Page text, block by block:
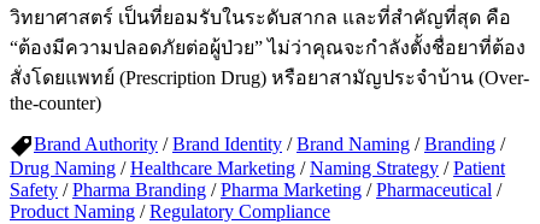
วิทยาศาสตร์ เป็นที่ยอมรับในระดับสากล และที่สำคัญที่สุด คือ
“ต้องมีความปลอดภัยต่อผู้ป่วย” ไม่ว่าคุณจะกำลังตั้งชื่อยาที่ต้อง
สั่งโดยแพทย์ (Prescription Drug) หรือยาสามัญประจำบ้าน (Over-
the-counter)
Brand Authority /Brand Identity /Brand Naming /Branding /
Drug Naming /Healthcare Marketing /Naming Strategy /Patient
Safety /Pharma Branding /Pharma Marketing /Pharmaceutical /
Product Naming /Regulatory Compliance